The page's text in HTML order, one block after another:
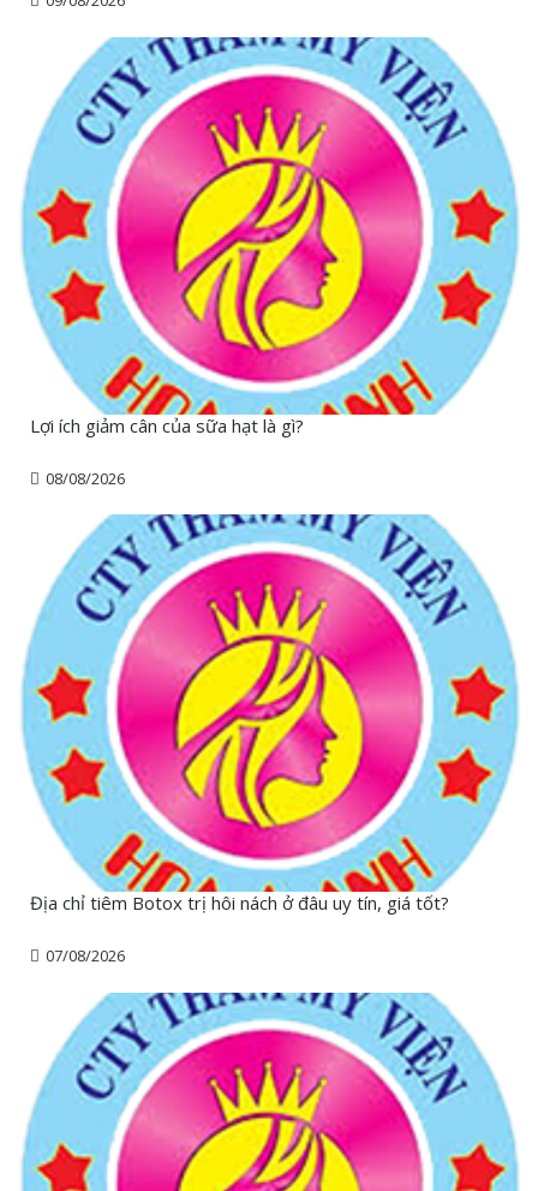
Lợi ích giảm cân của sữa hạt là gì?
08/08/2026
Địa chỉ tiêm Botox trị hôi nách ở đâu uy tín, giá tốt?
07/08/2026